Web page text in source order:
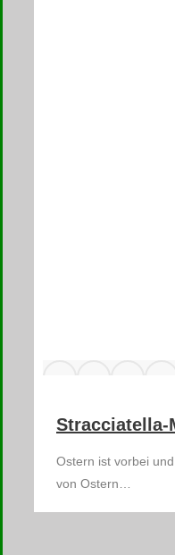
Stracciatella-
Ostern ist vorbei
von Ostern…